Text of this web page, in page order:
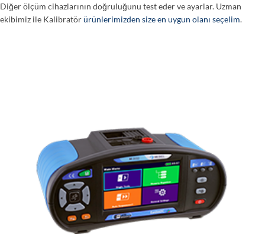
Diğer ölçüm cihazlarının doğruluğunu test eder ve ayarlar. Uzman
ekibimiz ile Kalibratörürünlerimizden size en uygun olanı seçelim.